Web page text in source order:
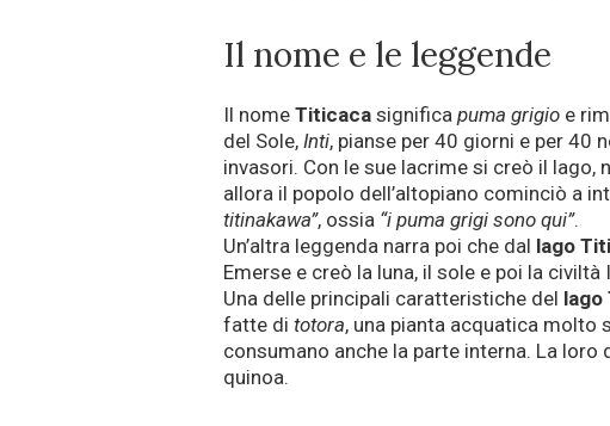
Il nome e le leggende
Il nome Titicaca significa puma grigio e
del Sole, Inti, pianse per 40 giorni e per 40
invasori. Con le sue lacrime si creò il
allora il popolo dell’altopiano cominciò a
titinakawa”, ossia “i puma grigi sono qui”.
Un’altra leggenda narra poi che dal lago
Emerse e creò la luna, il sole e poi la civiltà
Una delle principali caratteristiche del lago
fatte di totora, una pianta acquatica molto
consumano anche la parte interna. La
quinoa.